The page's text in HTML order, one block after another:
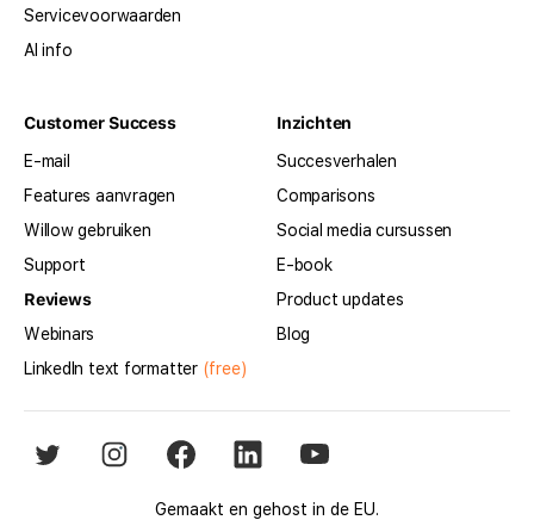
Servicevoorwaarden
AI info
Customer Success
E-mail
Features aanvragen
Willow gebruiken
Support
Reviews
Webinars
LinkedIn text formatter(free)
Inzichten
Succesverhalen
Comparisons
Social media cursussen
E-book
Product updates
Blog
Gemaakt en gehost in de EU.